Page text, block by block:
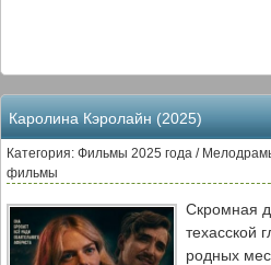
той же
красотой и
жажда
Каролина Кэролайн (2025)
Категория: Фильмы 2025 года /
фильмы
Скромная
техасской
родных